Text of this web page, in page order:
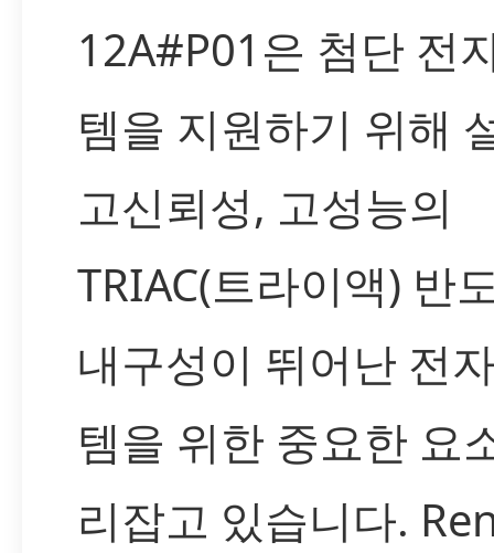
12A#P01은 첨단 전
템을 지원하기 위해
고신뢰성, 고성능의
TRIAC(트라이액) 반
내구성이 뛰어난 전
템을 위한 중요한 요
리잡고 있습니다.